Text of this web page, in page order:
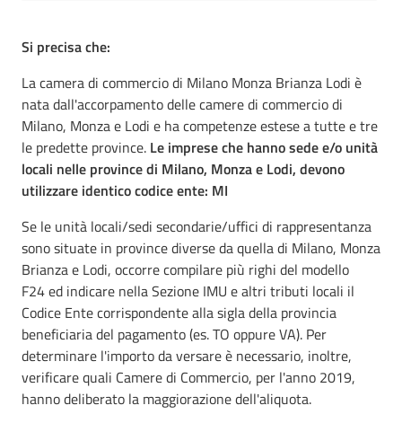
Si precisa che:
La camera di commercio di Milano Monza Brianza Lodi è
nata dall'accorpamento delle camere di commercio di
Milano, Monza e Lodi e ha competenze estese a tutte e tre
le predette province. Le imprese che hanno sede e/o unità
locali nelle province di Milano, Monza e Lodi, devono
utilizzare identico codice ente: MI
Se le unità locali/sedi secondarie/uffici di rappresentanza
sono situate in province diverse da quella di Milano, Monza
Brianza e Lodi, occorre compilare più righi del modello
F24 ed indicare nella Sezione IMU e altri tributi locali il
Codice Ente corrispondente alla sigla della provincia
beneficiaria del pagamento (es. TO oppure VA). Per
determinare l'importo da versare è necessario, inoltre,
verificare quali Camere di Commercio, per l'anno 2019,
hanno deliberato la maggiorazione dell'aliquota.